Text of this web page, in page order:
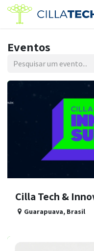
Pular para o conteúdo
Eventos
Cilla Tech &
Guarapuava, Brasil